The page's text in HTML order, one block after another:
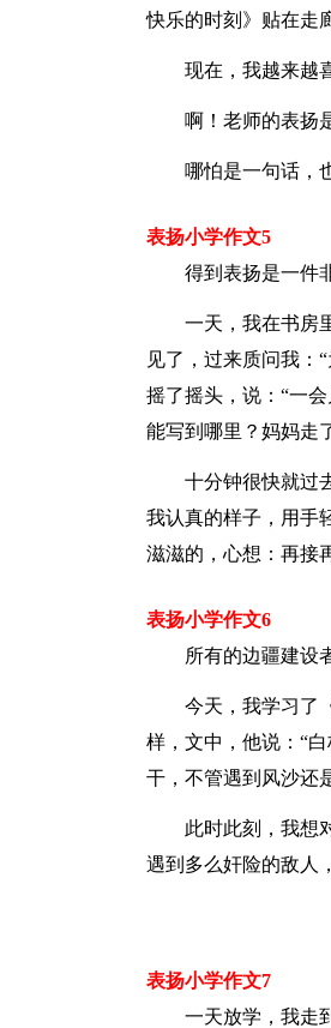
快乐的时刻》贴在走
现在，我越来越
啊！老师的表扬
哪怕是一句话，
表扬小学作文5
得到表扬是一件
一天，我在书房
见了，过来质问我：
摇了摇头，说：“一
能写到哪里？妈妈走
十分钟很快就过
我认真的样子，用手
滋滋的，心想：再接
表扬小学作文6
所有的边疆建设
今天，我学习了
样，文中，他说：“
干，不管遇到风沙还
此时此刻，我想
遇到多么奸险的敌人
表扬小学作文7
一天放学，我走